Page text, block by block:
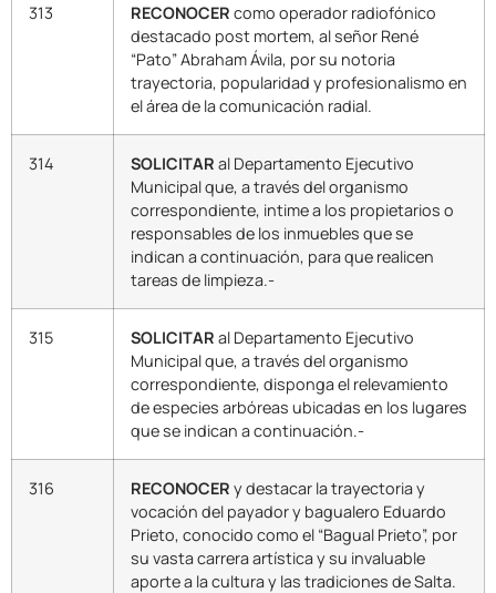
313 RECONOCER como operador radiofónico
destacado post mortem, al señor René
“Pato” Abraham Ávila, por su notoria
trayectoria, popularidad y profesionalismo en
el área de la comunicación radial.
314 SOLICITAR al Departamento Ejecutivo
Municipal que, a través del organismo
correspondiente, intime a los propietarios o
responsables de los inmuebles que se
indican a continuación, para que realicen
tareas de limpieza.-
315 SOLICITAR al Departamento Ejecutivo
Municipal que, a través del organismo
correspondiente, disponga el relevamiento
de especies arbóreas ubicadas en los lugares
que se indican a continuación.-
316 RECONOCER y destacar la trayectoria y
vocación del payador y bagualero Eduardo
Prieto, conocido como el “Bagual Prieto”, por
su vasta carrera artística y su invaluable
aporte a la cultura y las tradiciones de Salta.